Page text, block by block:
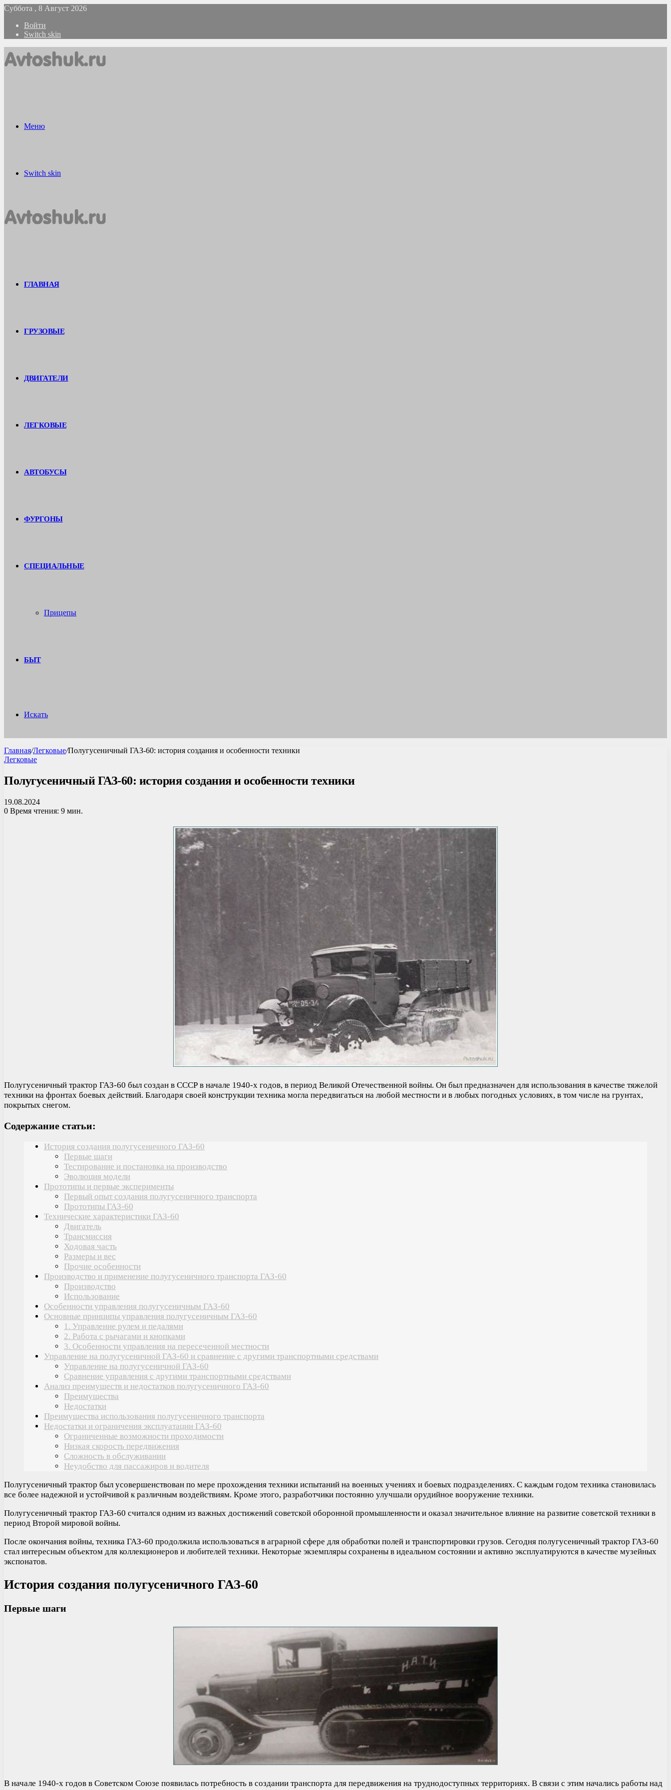
Суббота , 8 Август 2026
Войти
Switch skin
Меню
Switch skin
ГЛАВНАЯ
ГРУЗОВЫЕ
ДВИГАТЕЛИ
ЛЕГКОВЫЕ
АВТОБУСЫ
ФУРГОНЫ
СПЕЦИАЛЬНЫЕ
Прицепы
БЫТ
Искать
Главная/Легковые/Полугусеничный ГАЗ-60: история создания и особенности техники
Легковые
Полугусеничный ГАЗ-60: история создания и особенности техники
19.08.2024
0 Время чтения: 9 мин.
Полугусеничный трактор ГАЗ-60 был создан в СССР в начале 1940-х годов, в период Великой Отечественной войны. Он был предназначен для использования в качестве тяжелой
техники на фронтах боевых действий. Благодаря своей конструкции техника могла передвигаться на любой местности и в любых погодных условиях, в том числе на грунтах,
покрытых снегом.
Содержание статьи:
История создания полугусеничного ГАЗ-60
Первые шаги
Тестирование и постановка на производство
Эволюция модели
Прототипы и первые эксперименты
Первый опыт создания полугусеничного транспорта
Прототипы ГАЗ-60
Технические характеристики ГАЗ-60
Двигатель
Трансмиссия
Ходовая часть
Размеры и вес
Прочие особенности
Производство и применение полугусеничного транспорта ГАЗ-60
Производство
Использование
Особенности управления полугусеничным ГАЗ-60
Основные принципы управления полугусеничным ГАЗ-60
1. Управление рулем и педалями
2. Работа с рычагами и кнопками
3. Особенности управления на пересеченной местности
Управление на полугусеничной ГАЗ-60 и сравнение с другими транспортными средствами
Управление на полугусеничной ГАЗ-60
Сравнение управления с другими транспортными средствами
Анализ преимуществ и недостатков полугусеничного ГАЗ-60
Преимущества
Недостатки
Преимущества использования полугусеничного транспорта
Недостатки и ограничения эксплуатации ГАЗ-60
Ограниченные возможности проходимости
Низкая скорость передвижения
Сложность в обслуживании
Неудобство для пассажиров и водителя
Полугусеничный трактор был усовершенствован по мере прохождения техники испытаний на военных учениях и боевых подразделениях. С каждым годом техника становилась
все более надежной и устойчивой к различным воздействиям. Кроме этого, разработчики постоянно улучшали орудийное вооружение техники.
Полугусеничный трактор ГАЗ-60 считался одним из важных достижений советской оборонной промышленности и оказал значительное влияние на развитие советской техники в
период Второй мировой войны.
После окончания войны, техника ГАЗ-60 продолжила использоваться в аграрной сфере для обработки полей и транспортировки грузов. Сегодня полугусеничный трактор ГАЗ-60
стал интересным объектом для коллекционеров и любителей техники. Некоторые экземпляры сохранены в идеальном состоянии и активно эксплуатируются в качестве музейных
экспонатов.
История создания полугусеничного ГАЗ-60
Первые шаги
В начале 1940-х годов в Советском Союзе появилась потребность в создании транспорта для передвижения на труднодоступных территориях. В связи с этим начались работы над